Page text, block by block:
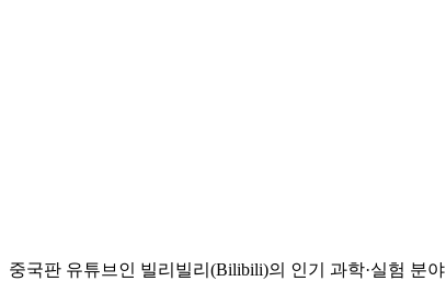
중국판 유튜브인 빌리빌리(Bilibili)의 인기 과학·실험 분